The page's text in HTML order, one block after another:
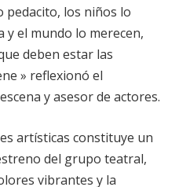
pedacito, los niños lo
y el mundo lo merecen,
deben estar las
» reflexionó el
y asesor de actores.
artísticas constituye un
del grupo teatral,
vibrantes y la